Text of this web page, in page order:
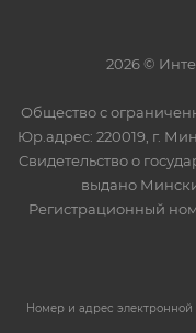
2026 ©
Общество с
Юр.адрес: 220019, г.
Свидетельство о
выдано
Регистрационный
Номер и адрес электронной